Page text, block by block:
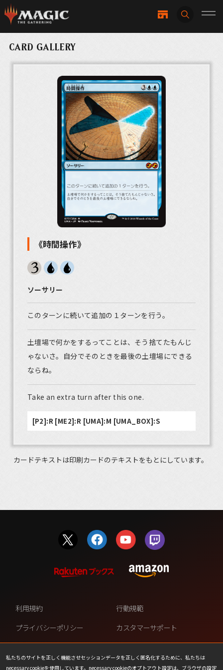
CARD GALLERY
《時間操作》
ソーサリー
このターンに続いて追加の１ターンを行う。
土壇場で何かをするってことは、そう捨てたもんじ
ゃないさ。自分でそのときを最後の土壇場にできる
ならね。
Take an extra turn after this one.
[P2]:R [ME2]:R [UMA]:M [UMA_BOX]:S
カードテキストは印刷カードのテキストをもとにしています。
私たちのサイトを正しく機能させセッションデータを正しく匿名化するために、私たちは
necessary cookieを使用しています。necessary cookieのオプトアウト設定は、ブラウザの設定
利用規約
行動規範
プライバシーポリシー
カスタマーサポート
ファンコンテンツ・ポリシー
個人情報の販売や共有を許可し
ない